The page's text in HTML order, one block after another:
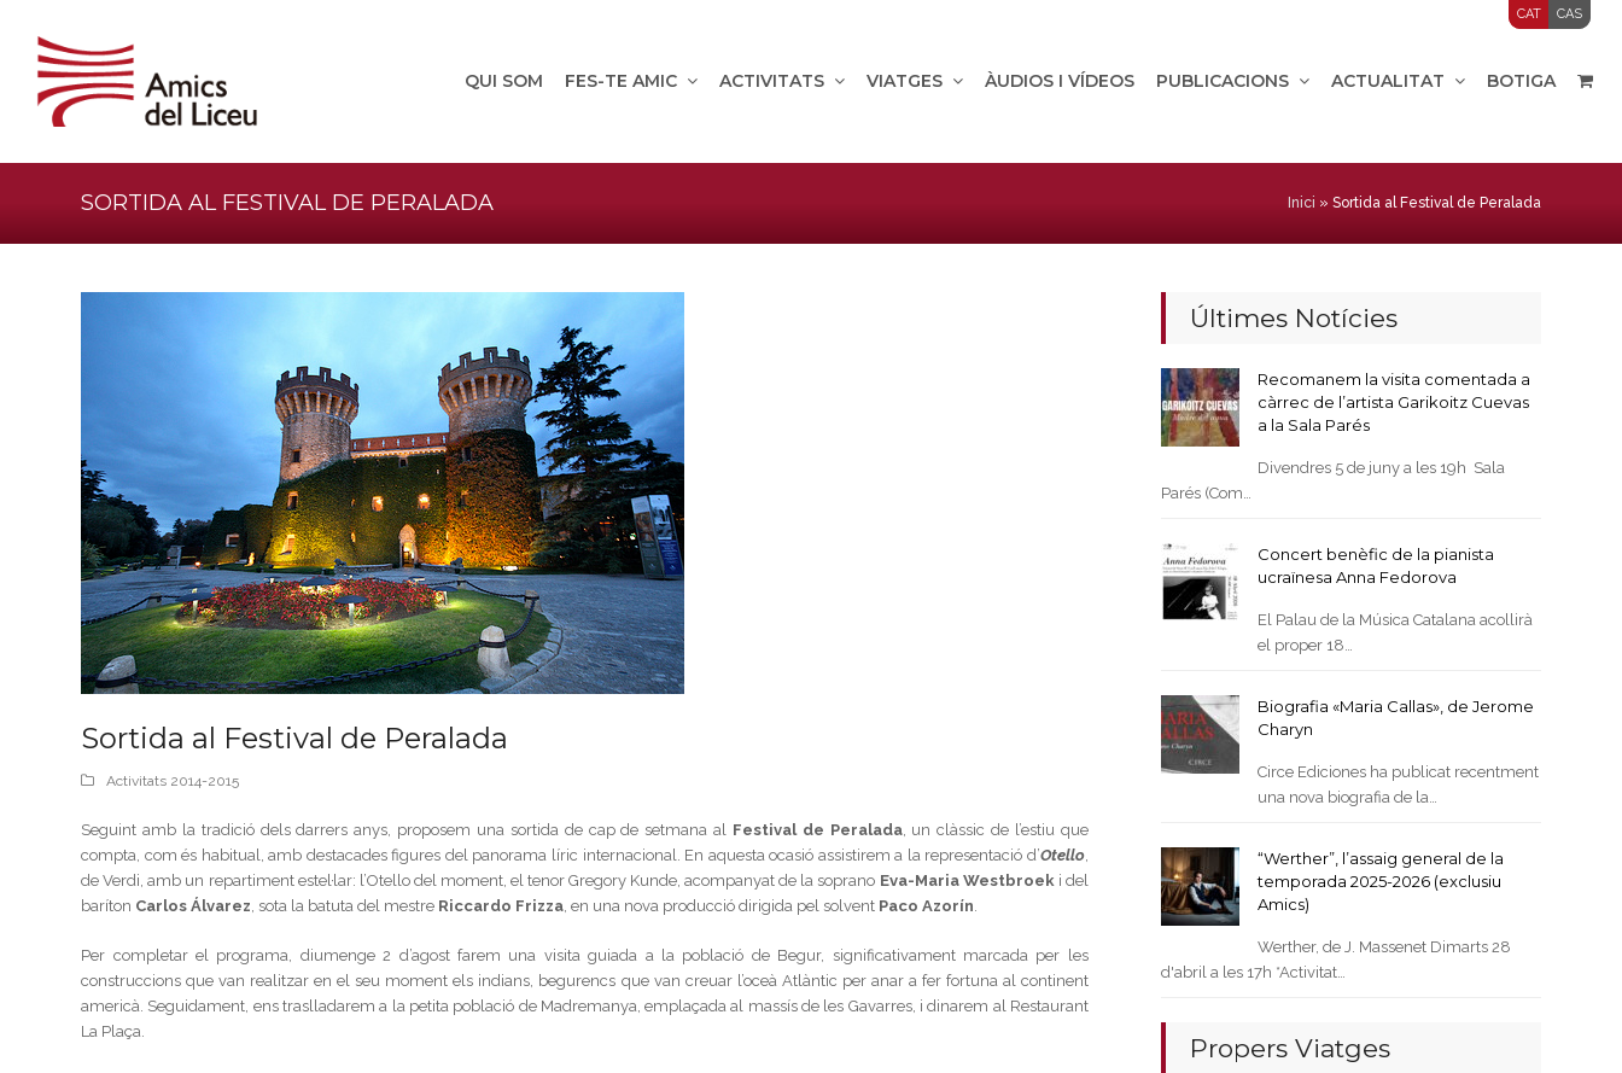
CAT CAS
QUI SOM FES-TE AMIC ACTIVITATS VIATGES ÀUDIOS I VÍDEOS PUBLICACIONS ACTUALITAT BOTIGA
SORTIDA AL FESTIVAL DE PERALADA Inici » Sortida al Festival de Peralada
Sortida al Festival de Peralada
Activitats 2014-2015
Seguint amb la tradició dels darrers anys, proposem una sortida de cap de setmana al Festival de Peralada, un clàssic de l’estiu que
compta, com és habitual, amb destacades figures del panorama líric internacional. En aquesta ocasió assistirem a la representació d’Otello,
de Verdi, amb un repartiment estel·lar: l’Otello del moment, el tenor Gregory Kunde, acompanyat de la soprano Eva-Maria Westbroeki del
baríton Carlos Álvarez, sota la batuta del mestre Riccardo Frizza, en una nova producció dirigida pel solvent Paco Azorín.
Per completar el programa, diumenge 2 d’agost farem una visita guiada a la població de Begur, significativament marcada per les
construccions que van realitzar en el seu moment els indians, begurencs que van creuar l’oceà Atlàntic per anar a fer fortuna al continent
americà. Seguidament, ens traslladarem a la petita població de Madremanya, emplaçada al massís de les Gavarres, i dinarem al Restaurant
La Plaça.
Últimes Notícies
Recomanem la visita comentada a
càrrec de l’artista Garikoitz Cuevas
a la Sala Parés
Divendres 5 de juny a les 19h Sala
Parés (Com…
Concert benèfic de la pianista
ucraïnesa Anna Fedorova
El Palau de la Música Catalana acollirà
el proper 18…
Biografia «Maria Callas», de Jerome
Charyn
Circe Ediciones ha publicat recentment
una nova biografia de la…
“Werther”, l’assaig general de la
temporada 2025-2026 (exclusiu
Amics)
Werther, de J. Massenet Dimarts 28
d'abril a les 17h *Activitat…
Propers Viatges